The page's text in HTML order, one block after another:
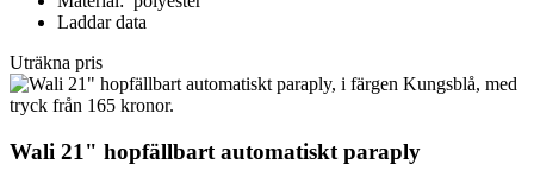
Laddar data
Uträkna pris
Wali 21" hopfällbart automatiskt paraply